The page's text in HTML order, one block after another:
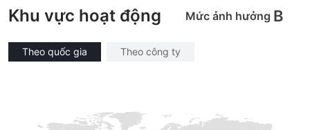
Khu vực hoạt động Mức ảnh hưởng B
Theo quốc gia Theo công ty